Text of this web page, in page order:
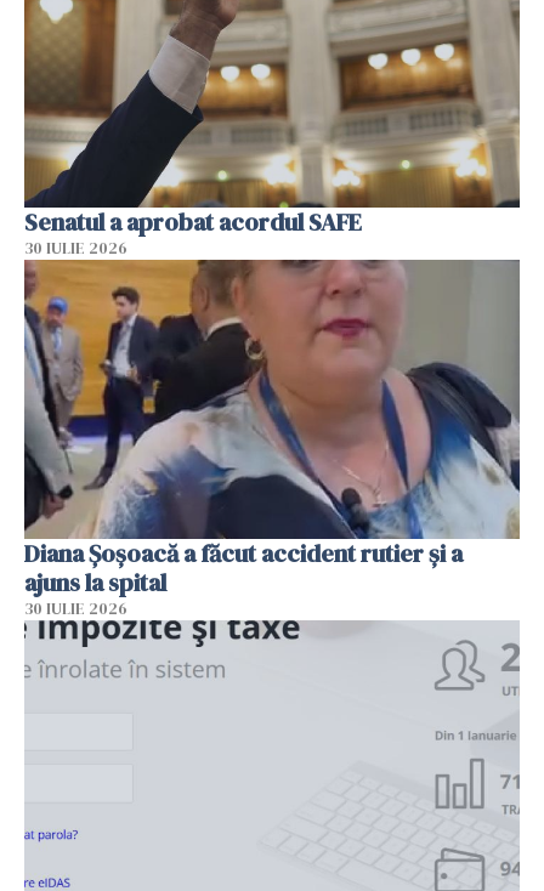
Senatul a aprobat acordul SAFE
30 IULIE 2026
Diana Șoșoacă a făcut accident rutier și a
ajuns la spital
30 IULIE 2026